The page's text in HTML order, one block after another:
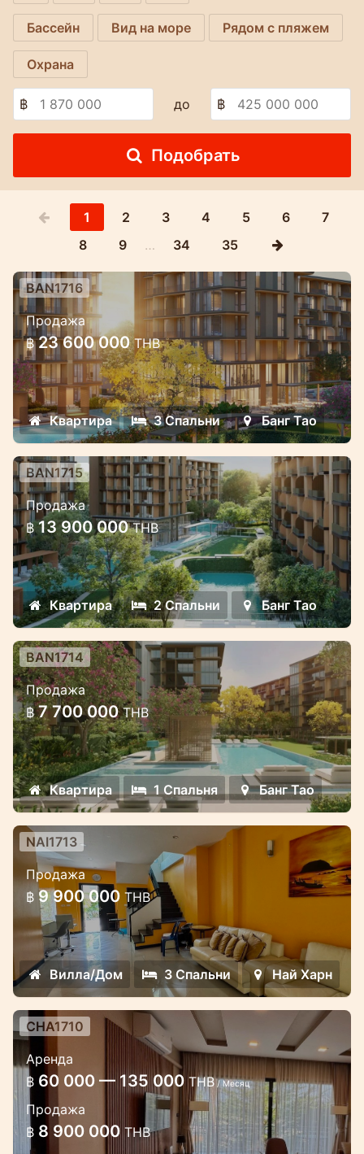
Бассейн Вид на море Рядом с пляжем
Охрана
฿ до ฿
Подобрать
1 2 3 4 5 6
7
8
9 … 34 35
Роскошный жилой комплекс в
стиле Marriott в самом сердце
Банг Тао.
Эксклюзивный высококачественный
жилой комплекс с выгодными
условиями оплаты.
BAN1716
Продажа
฿ 23 600 000THB
Квартира 3 Спальни Банг Тао
Роскошный жилой комплекс в
стиле Marriott в самом сердце
Банг Тао.
Эксклюзивный высококачественный
жилой комплекс с выгодными
условиями оплаты.
BAN1715
Продажа
฿ 13 900 000THB
Квартира 2 Спальни Банг Тао
Роскошный жилой комплекс в
стиле Marriott в самом сердце
Банг Тао.
Эксклюзивный высококачественный
жилой комплекс с выгодными
условиями оплаты.
BAN1714
Продажа
฿ 7 700 000THB
Квартира 1 Спальня Банг Тао
3 спальный дом на Найхарн в
комплексе Medvillage
Роскошный дом на продажу на Найхарн
NAI1713
Продажа
฿ 9 900 000 THB
Вилла/Дом 3 Спальни Най Харн
Роскошные апартаменты 90 кв.м.
в комплексе Miracle Lake View в
районе Чалонг
Прекрасные апартаменты рядом с
международной школой
CHA1710
Аренда
฿ 60 000 — 135 000THB / Месяц
Продажа
฿ 8 900 000 THB